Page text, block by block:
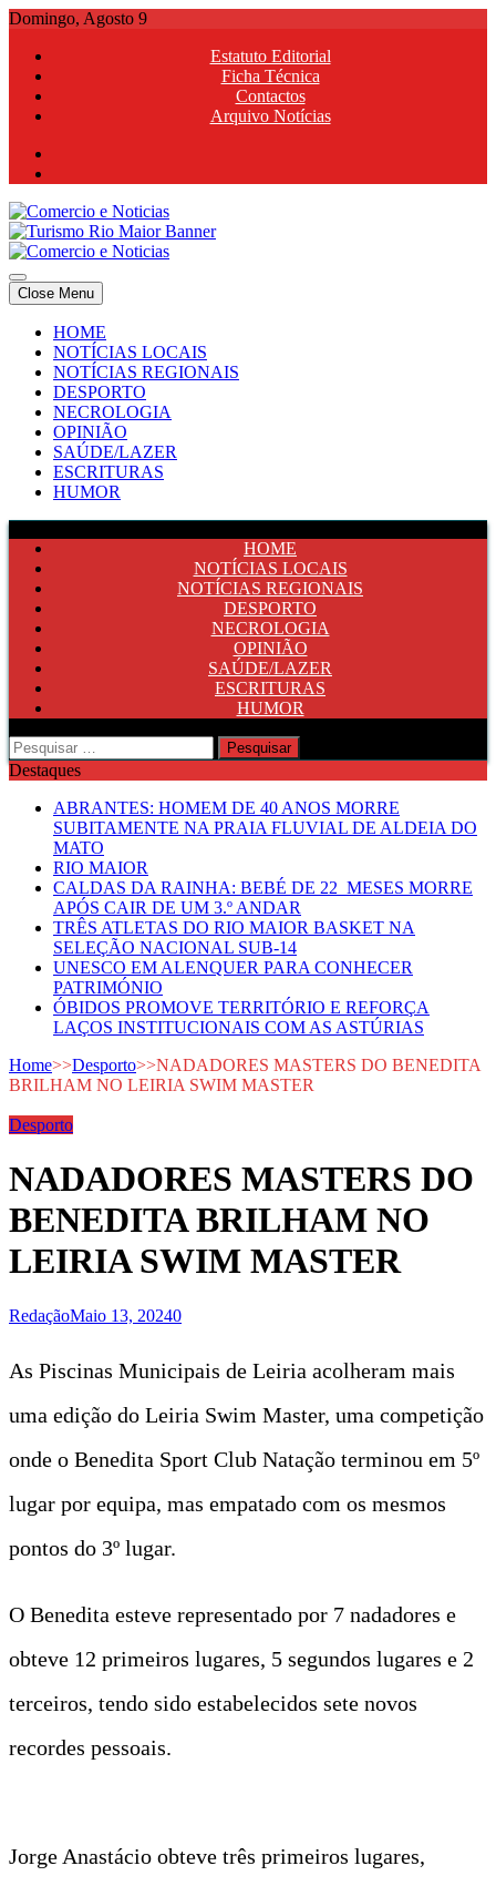
Skip
content
Domingo, Agosto 9
Estatuto Editorial
Ficha Técnica
Contactos
Arquivo Notícias
Comercio e Noticias
Notícias e Publicidade Online
Comercio e Noticias
Notícias e Publicidade Online
Close Menu
HOME
NOTÍCIAS LOCAIS
NOTÍCIAS REGIONAIS
DESPORTO
NECROLOGIA
OPINIÃO
SAÚDE/LAZER
ESCRITURAS
HUMOR
HOME
NOTÍCIAS LOCAIS
NOTÍCIAS REGIONAIS
DESPORTO
NECROLOGIA
OPINIÃO
SAÚDE/LAZER
ESCRITURAS
HUMOR
Pesquisar
por:
Destaques
ABRANTES: HOMEM DE 40 ANOS MORRE
SUBITAMENTE NA PRAIA FLUVIAL DE ALDEIA DO
MATO
RIO MAIOR
CALDAS DA RAINHA: BEBÉ DE 22 MESES MORRE
APÓS CAIR DE UM 3.º ANDAR
TRÊS ATLETAS DO RIO MAIOR BASKET NA
SELEÇÃO NACIONAL SUB-14
UNESCO EM ALENQUER PARA CONHECER
PATRIMÓNIO
ÓBIDOS PROMOVE TERRITÓRIO E REFORÇA
LAÇOS INSTITUCIONAIS COM AS ASTÚRIAS
Home>>Desporto>>NADADORES MASTERS DO BENEDITA
BRILHAM NO LEIRIA SWIM MASTER
Desporto
NADADORES MASTERS DO
BENEDITA BRILHAM NO
LEIRIA SWIM MASTER
RedaçãoMaio 13, 20240
As Piscinas Municipais de Leiria acolheram mais
uma edição do Leiria Swim Master, uma competição
onde o Benedita Sport Club Natação terminou em 5º
lugar por equipa, mas empatado com os mesmos
pontos do 3º lugar.
O Benedita esteve representado por 7 nadadores e
obteve 12 primeiros lugares, 5 segundos lugares e 2
terceiros, tendo sido estabelecidos sete novos
recordes pessoais.
Jorge Anastácio obteve três primeiros lugares,